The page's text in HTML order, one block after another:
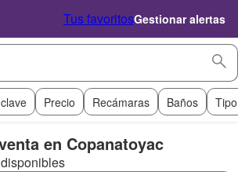
Tus favoritosGestionar alertas
Precio Recámaras Baños
en Copanatoyac